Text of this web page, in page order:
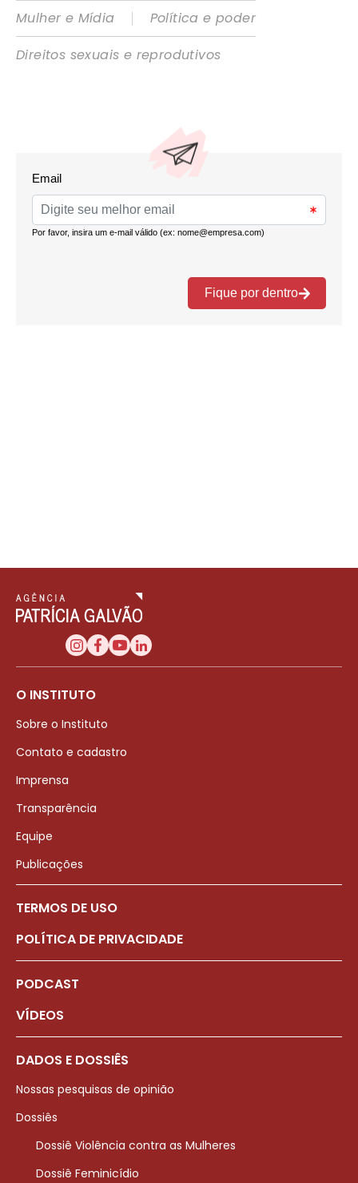
Mulher e Mídia
|
Política e poder
Direitos sexuais e reprodutivos
O INSTITUTO
Sobre o Instituto
Contato e cadastro
Imprensa
Transparência
Equipe
Publicações
TERMOS DE USO
POLÍTICA DE PRIVACIDADE
PODCAST
VÍDEOS
DADOS E DOSSIÊS
Nossas pesquisas de opinião
Dossiês
Dossiê Violência contra as Mulheres
Dossiê Feminicídio